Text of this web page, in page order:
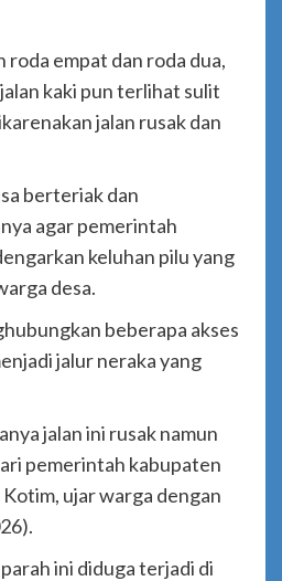
roda empat dan roda dua,
kaki pun terlihat sulit
jalan rusak dan
berteriak dan
agar pemerintah
keluhan pilu yang
desa.
beberapa akses
jalur neraka yang
jalan ini rusak namun
pemerintah kabupaten
ujar warga dengan
ini diduga terjadi di